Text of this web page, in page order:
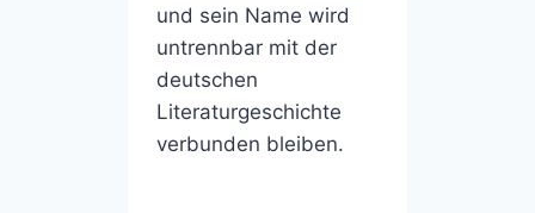
und sein Name wird
untrennbar mit der
deutschen
Literaturgeschichte
verbunden bleiben.